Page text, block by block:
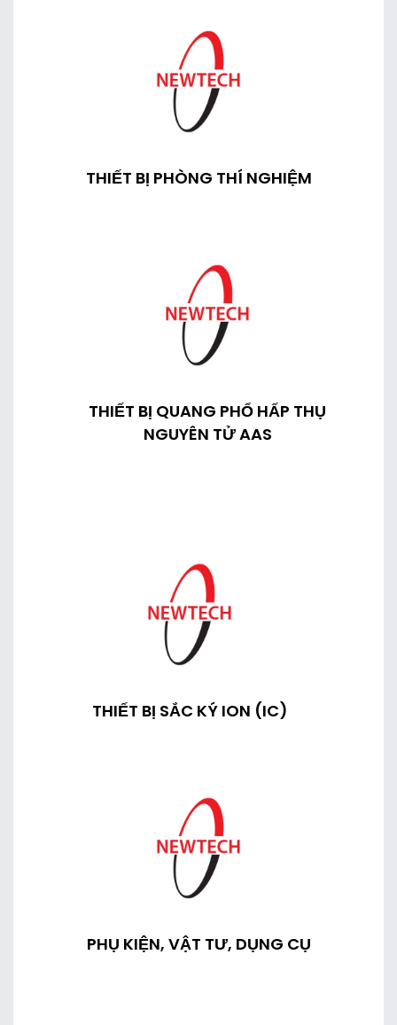
THIẾT BỊ PHÒNG THÍ NGHIỆM
THIẾT BỊ QUANG PHỔ HẤP THỤ
NGUYÊN TỬ AAS
THIẾT BỊ SẮC KÝ ION (IC)
PHỤ KIỆN, VẬT TƯ, DỤNG CỤ